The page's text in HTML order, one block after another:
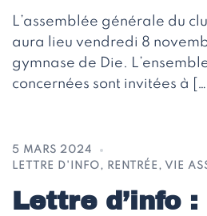
L’assemblée générale du
aura lieu vendredi 8
gymnase de Die.
concernées sont invitées à […]
5 MARS 2024
LETTRE D'INFO, RENTRÉE , VIE
Lettre d’info